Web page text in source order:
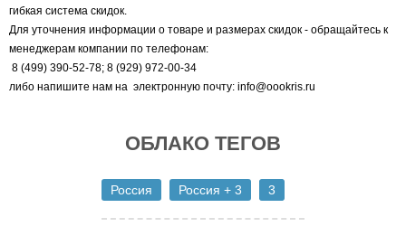
гибкая система скидок.
Для уточнения информации о товаре и размерах скидок - обращайтесь к
менеджерам компании по телефонам:
8 (499) 390-52-78; 8 (929) 972-00-34
либо напишите нам на электронную почту: info@oookris.ru
ОБЛАКО ТЕГОВ
Россия Россия + 3 3